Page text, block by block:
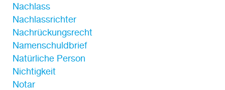
Nachlass
Nachlassrichter
Nachrückungsrecht
Namenschuldbrief
Natürliche Person
Nichtigkeit
Notar